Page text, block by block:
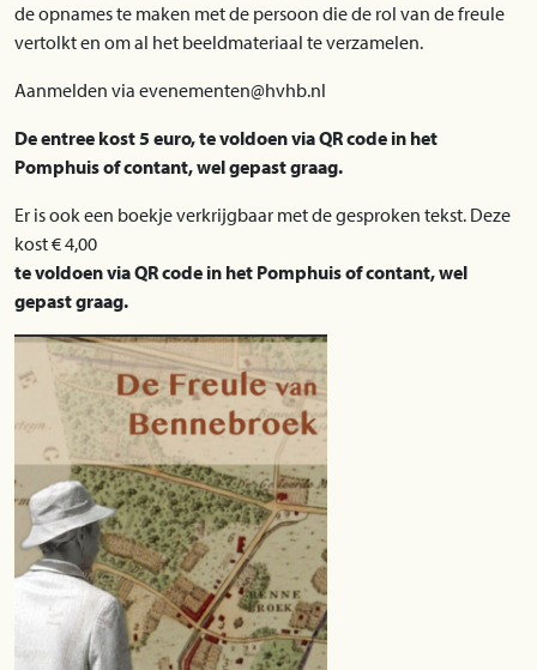
de opnames te maken met de persoon die de rol van de freule
vertolkt en om al het beeldmateriaal te verzamelen.
Aanmelden via evenementen@hvhb.nl
De entree kost 5 euro, te voldoen via QR code in het
Pomphuis of contant, wel gepast graag.
Er is ook een boekje verkrijgbaar met de gesproken tekst. Deze
kost € 4,00
te voldoen via QR code in het Pomphuis of contant, wel
gepast graag.